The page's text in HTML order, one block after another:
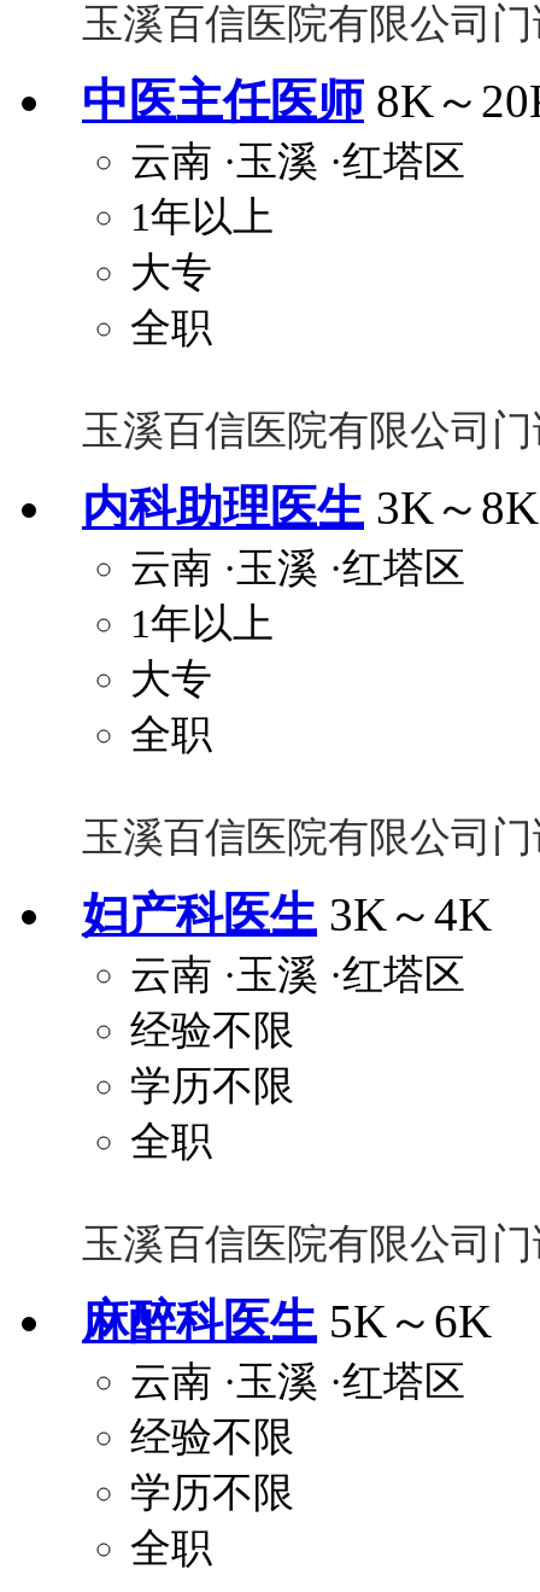
玉溪百信医院有限公司
中医主任医师 8K～
云南 ·玉溪 ·红塔区
1年以上
大专
全职
玉溪百信医院有限公司
内科助理医生 3K～8K
云南 ·玉溪 ·红塔区
1年以上
大专
全职
玉溪百信医院有限公司
妇产科医生 3K～4K
云南 ·玉溪 ·红塔区
经验不限
学历不限
全职
玉溪百信医院有限公司
麻醉科医生 5K～6K
云南 ·玉溪 ·红塔区
经验不限
学历不限
全职